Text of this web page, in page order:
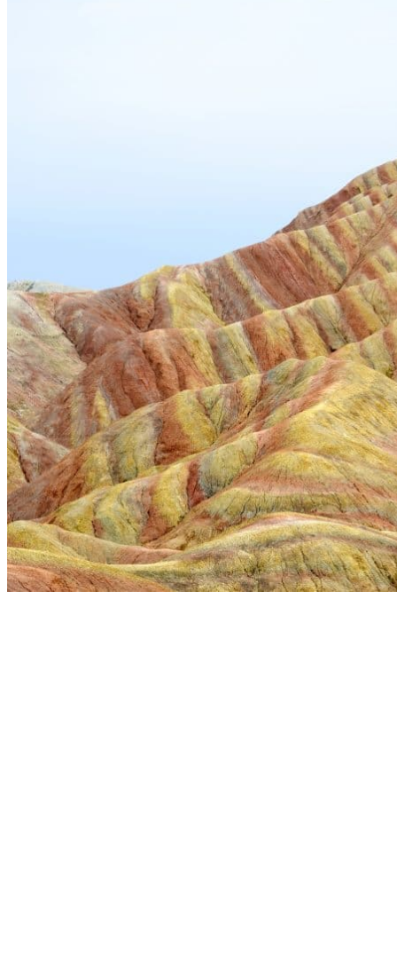
Fêtes traditionnelles & vacances en Chine
Les signes astrologiques Chinois
Les plus belles montagnes de Chine
Les plus belles balades de Chine
La Chine vue du ciel
Visiter la Chine pour voir le monde
Les langues en Chine : une étonnante diversité
Préparer son voyage en Chine
Notre sélection d’hôtels en Chine
Météo & climat
Obtention Visa Voyage Chine
Comment communiquer depuis la Chine ?
Maîtrisez les mots essentiels
Transports en Chine
Vols directs vers la Chine
Voyager en train
Voyager en Chine avec votre drone
Vaccins pour votre voyage en Chine
Mal des montagnes
Demande d’info
09 83 07 44 60